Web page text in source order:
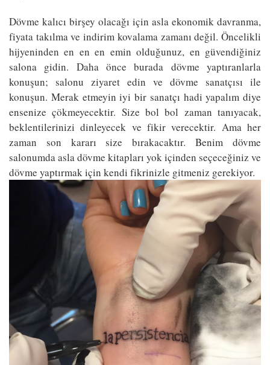
Dövme kalıcı birşey olacağı için asla ekonomik davranma,
fiyata takılma ve indirim kovalama zamanı değil. Öncelikli
hijyeninden en en en emin olduğunuz, en güvendiğiniz
salona gidin. Daha önce burada dövme yaptıranlarla
konuşun; salonu ziyaret edin ve dövme sanatçısı ile
konuşun. Merak etmeyin iyi bir sanatçı hadi yapalım diye
ensenize çökmeyecektir. Size bol bol zaman tanıyacak,
beklentilerinizi dinleyecek ve fikir verecektir. Ama her
zaman son kararı size bırakacaktır. Benim dövme
salonumda asla dövme kitapları yok içinden seçeceğiniz ve
dövme yaptırmak için kendi fikrinizle gitmeniz gerekiyor.